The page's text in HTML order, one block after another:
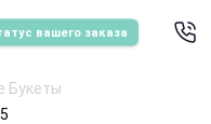
вашего заказа
Букеты